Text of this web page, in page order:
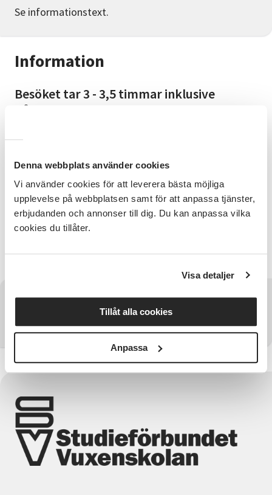
Denna webbplats använder cookies
Vi använder cookies för att leverera bästa möjliga
upplevelse på webbplatsen samt för att anpassa tjänster,
erbjudanden och annonser till dig. Du kan anpassa vilka
cookies du tillåter.
Visa detaljer
Tillåt alla cookies
Anpassa
Information
Besöket tar 3 - 3,5 timmar inklusive
båtresa. Parkering och start vid Lyresten
platser. Bokning via Bengt och Anne
Hermansson tel. 0706-20 00 94.
Bra att veta
Bokning via Bengt och Anne Hermansson tel. 0706-20
00 94.
kyrkan på Orust och Studieförbundet Vuxenskolan.
Se informationstext.
Har du några frågor?
Kontakta SV Väst